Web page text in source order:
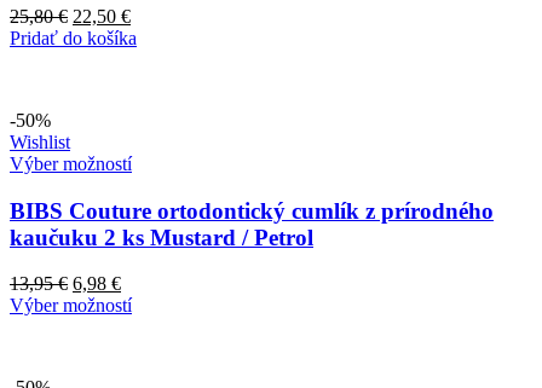
25,80€ Pôvodná
cena
22,50 €Aktuálna
cena
Pridať do košíka
-50%
Wishlist
Výber možností
BIBS Couture ortodontický cumlík z prírodného
kaučuku 2 ks Mustard / Petrol
13,95€ 6,98 €
Výber možností